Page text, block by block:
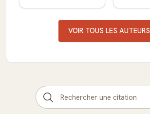
VOIR TOUS LES AUTEURS